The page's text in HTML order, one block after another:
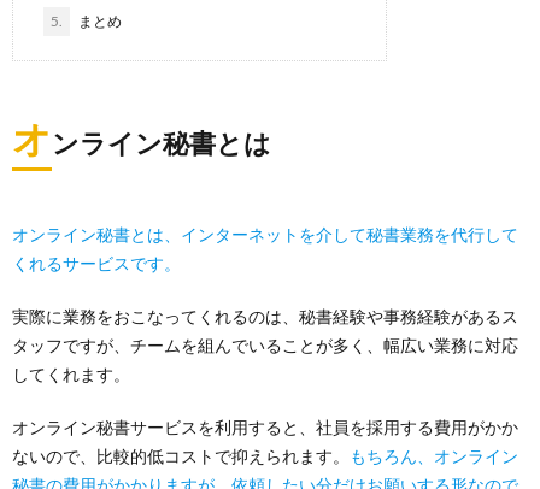
5. まとめ
オンライン秘書とは
オンライン秘書とは、インターネットを介して秘書業務を代行して
くれるサービスです。
実際に業務をおこなってくれるのは、秘書経験や事務経験があるス
タッフですが、チームを組んでいることが多く、幅広い業務に対応
してくれます。
オンライン秘書サービスを利用すると、社員を採用する費用がかか
ないので、比較的低コストで抑えられます。
もちろん、オンライン
秘書の費用がかかりますが、依頼したい分だけお願いする形なので